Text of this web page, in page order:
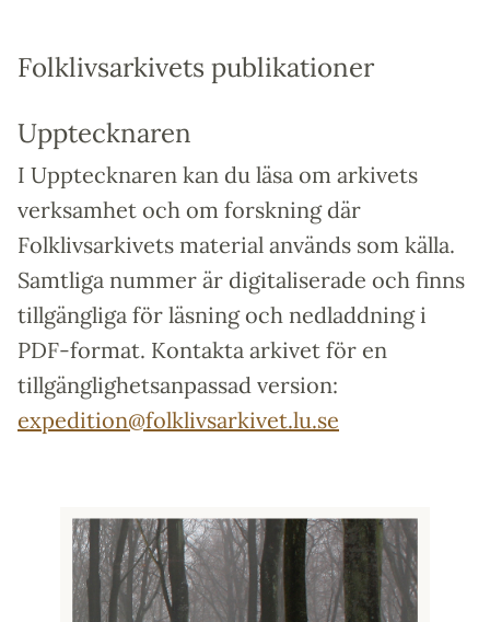
Folklivsarkivets publikationer
Upptecknaren
I Upptecknaren kan du läsa om arkivets
verksamhet och om forskning där
Folklivsarkivets material används som källa.
Samtliga nummer är digitaliserade och finns
tillgängliga för läsning och nedladdning i
PDF-format. Kontakta arkivet för en
tillgänglighetsanpassad version:
expedition@folklivsarkivet.lu.se